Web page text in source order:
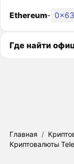
Ethereum-
Где найти
Главная /
Криптовалюты